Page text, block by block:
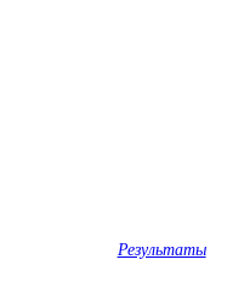
Результаты